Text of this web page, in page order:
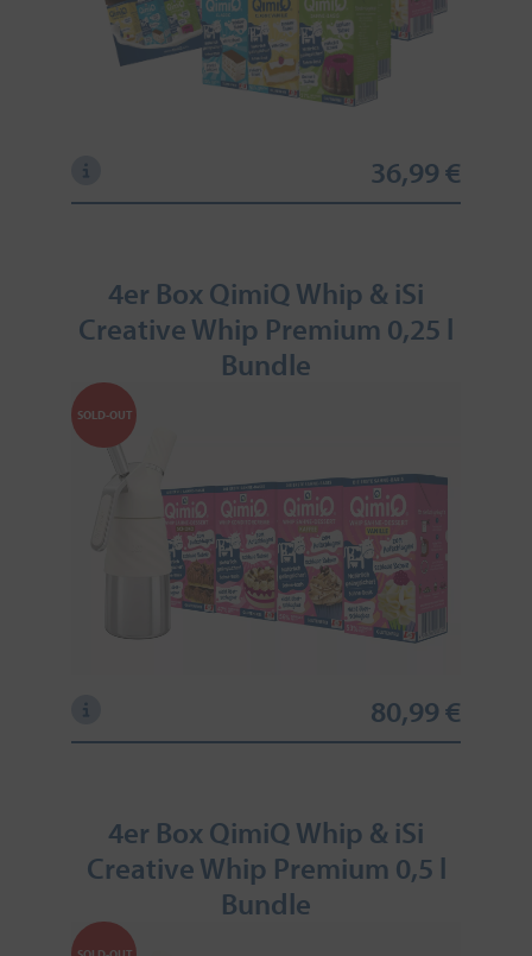
36,99 €
4er Box QimiQ Whip & iSi
Creative Whip Premium 0,25 l
Bundle
SOLD-OUT
80,99 €
4er Box QimiQ Whip & iSi
Creative Whip Premium 0,5 l
Bundle